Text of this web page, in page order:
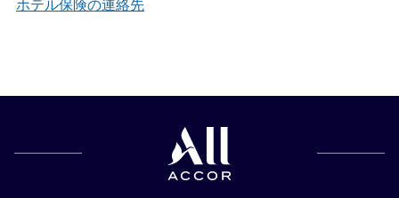
ホテル保険の連絡先